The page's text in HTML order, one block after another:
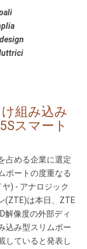
組み込み
スマート
占める企業に選定
ポートの度重なる
) - アナロジック
(ZTE)は本日、ZTE
解像度の外部ディ
込み型スリムポー
していると発表し